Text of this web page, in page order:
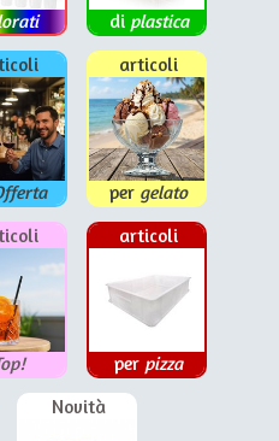
di plastica
articoli
per gelato
articoli
per pizza
Novità